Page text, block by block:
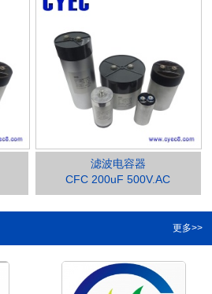
滤波电容器
CFC 200uF 500V.AC
更多>>